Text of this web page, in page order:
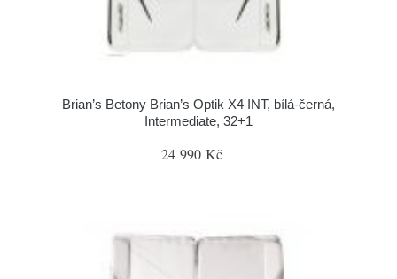
Brian’s Betony Brian’s Optik X4 INT, bílá-černá,
Intermediate, 32+1
24 990 Kč